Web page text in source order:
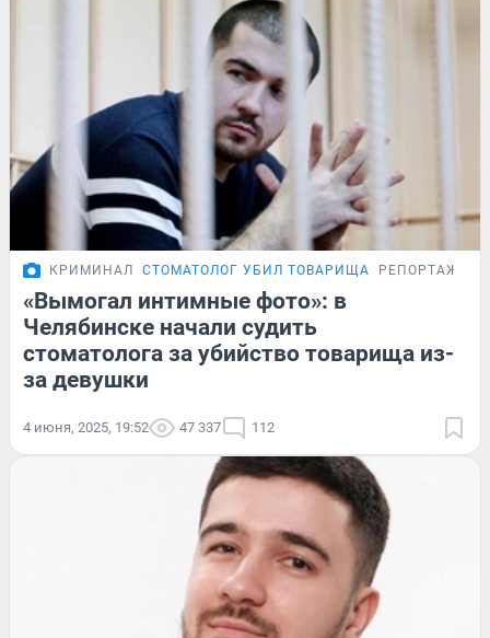
КРИМИНАЛ СТОМАТОЛОГ УБИЛ ТОВАРИЩА РЕПОРТАЖ
«Вымогал интимные фото»: в
Челябинске начали судить
стоматолога за убийство товарища из-
за девушки
4 июня, 2025, 19:52 47 337 112